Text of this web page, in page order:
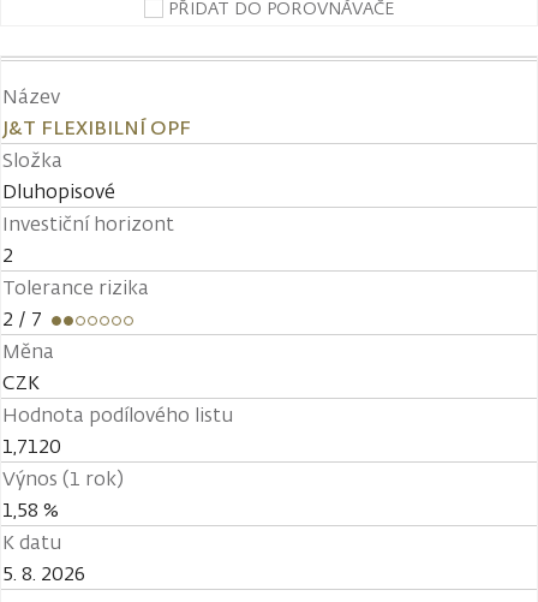
PŘIDAT DO POROVNÁVAČE
Název
J&T FLEXIBILNÍ OPF
Složka
Dluhopisové
Investiční horizont
2
Tolerance rizika
2 / 7
Měna
CZK
Hodnota podílového listu
1,7120
Výnos (1 rok)
1,58 %
K datu
5. 8. 2026